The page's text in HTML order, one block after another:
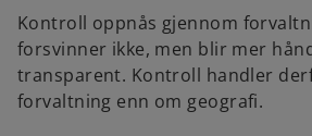
Kontroll oppnås gjennom
forsvinner ikke, men blir mer
transparent. Kontroll handler
forvaltning enn om geografi.